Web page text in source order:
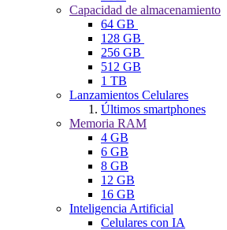
Capacidad de almacenamiento
64 GB
128 GB
256 GB
512 GB
1 TB
Lanzamientos Celulares
Últimos smartphones
Memoria RAM
4 GB
6 GB
8 GB
12 GB
16 GB
Inteligencia Artificial
Celulares con IA